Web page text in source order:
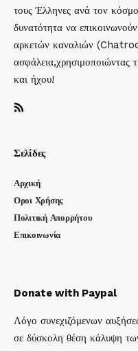
τους Έλληνες ανά τον
δυνατότητα να
αρκετών καναλιών
ασφάλεια,χρησιμοποιώντας
και ήχου!
Σελίδες
Αρχική
Οροι Χρήσης
Πολιτική Απορρήτου
Επικοινωνία
Donate with Paypal
Λόγο συνεχιζόμενων
σε δύσκολη θέση κάλυψη